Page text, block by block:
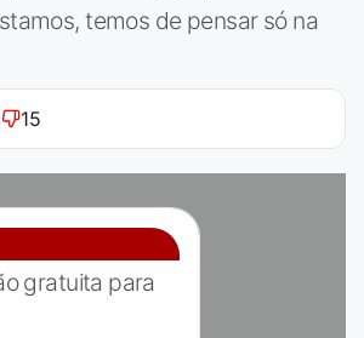
temos de pensar só na
15
gratuita para